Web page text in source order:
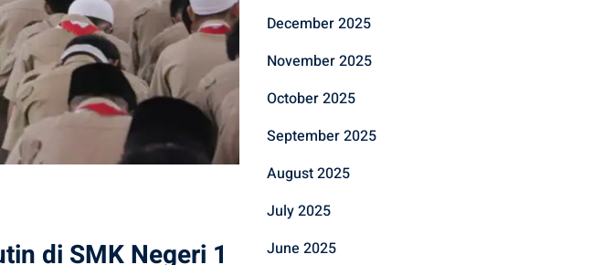
di SMK Negeri 1
December 2025
November 2025
October 2025
September 2025
August 2025
July 2025
June 2025